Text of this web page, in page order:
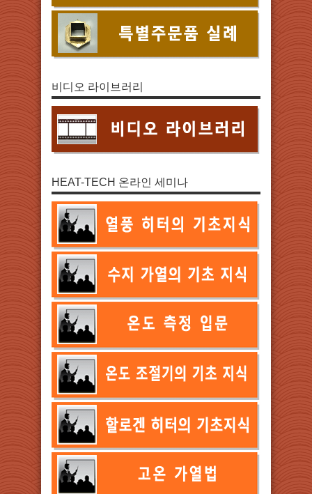
비디오 라이브러리
HEAT-TECH 온라인 세미나